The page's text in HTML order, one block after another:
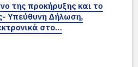
της προκήρυξης και το
Υπεύθυνη Δήλωση,
στο…